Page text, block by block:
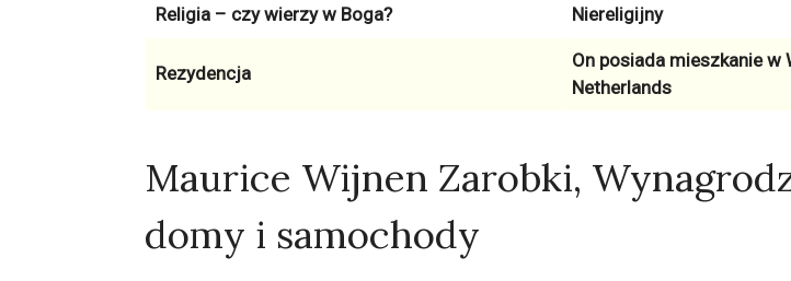
Religia – czy wierzy w Boga? Niereligijny
Rezydencja
On posiada mieszkanie w
Netherlands
Maurice Wijnen Zarobki,
domy i samochody